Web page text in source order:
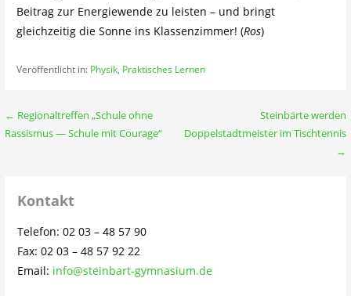
Beitrag zur Energiewende zu leisten – und bringt
gleichzeitig die Sonne ins Klassenzimmer! (Ros)
Veröffentlicht in: Physik, Praktisches Lernen
Beitragsnavigation
← Regionaltreffen „Schule ohne
Rassismus — Schule mit Courage“
Steinbärte werden
Doppelstadtmeister im Tischtennis
→
Kontakt
Telefon: 02 03 – 48 57 90
Fax: 02 03 – 48 57 92 22
Email: info@steinbart-gymnasium.de